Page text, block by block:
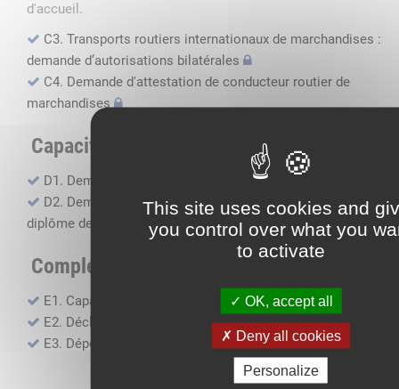
This site uses cookies and
you control over what you
to activate
OK, accept all
Deny all cookies
Personalize
d'accueil.
C3. Transports routiers internationaux de marchandises :
demande d’autorisations bilatérales
C4. Demande d'attestation de conducteur routier de
marchandises
Capacité professionnelle
D1. Demande d’attestation de capacité professionnelle
D2. Demande de certificat attestant l'obtention du
diplôme de capacité professionnelle
Compléments, suivi financier
E1. Capacité financière
E2. Déclaration de sous-traitance
E3. Dépôt des comptes annuels